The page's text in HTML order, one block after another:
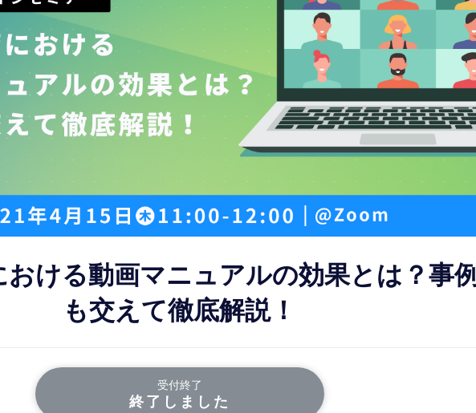
おける動画マニュアルの効果とは？事例
も交えて徹底解説！
受付終了
終了しました